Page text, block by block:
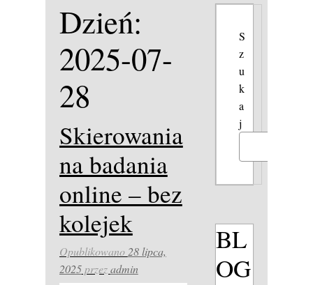
Dzień:
2025-07-
28
Skierowania
na badania
online – bez
kolejek
Opublikowano 28 lipca,
2025przezadmin
S
z
u
k
a
j
BL
OG